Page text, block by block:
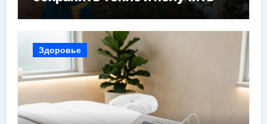
богатый урожай
Здоровье